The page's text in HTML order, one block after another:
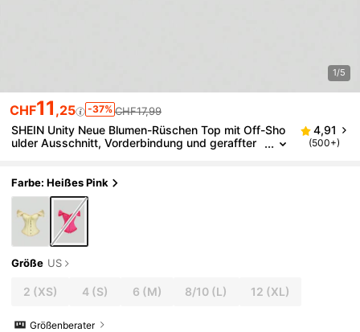
1/5
CHF11 ,25 -37% CHF17,99
SHEIN Unity Neue Blumen-Rüschen Top mit Off-Sho
ulder Ausschnitt, Vorderbindung und geraffter
4,91
(500+)
Farbe: Heißes Pink
Größe US
2 (XS) 4(S) 6 (M) 8/10 (L) 12 (XL)
Größenberater